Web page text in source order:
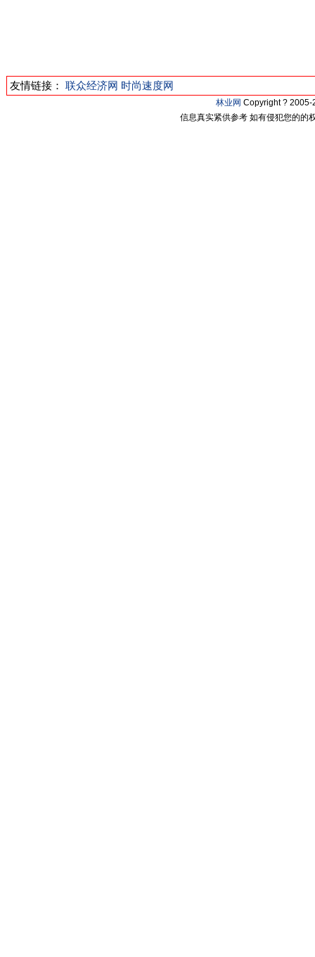
友情链接： 联众经济网 时尚速度网
林业网 Copyright ? 2005-
信息真实紧供参考 如有侵犯您的的